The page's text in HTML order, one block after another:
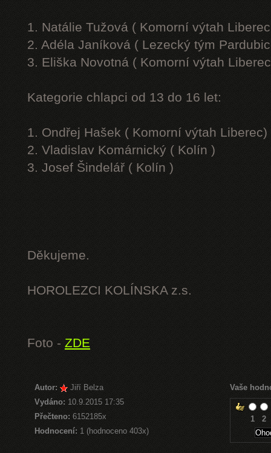
1. Natálie Tužová ( Komorní výtah
2. Adéla Janíková ( Lezecký tým
3. Eliška Novotná ( Komorní výtah
Kategorie chlapci od 13 do 16 let:
1. Ondřej Hašek ( Komorní výtah Liberec)
2. Vladislav Komárnický ( Kolín )
3. Josef Šindelář ( Kolín )
Děkujeme.
HOROLEZCI KOLÍNSKA z.s.
Foto - ZDE
Autor:
Jiří Belza
Vydáno: 10.9.2015 17:35
Přečteno:6152185x
Hodnocení: 1 (hodnoceno 403x)
Vaše
1 2